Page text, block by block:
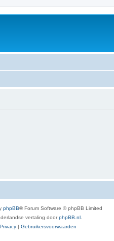
phpBB® Forum Software © phpBB Limited
vertaling doorphpBB.nl
Privacy | Gebruikersvoorwaarden